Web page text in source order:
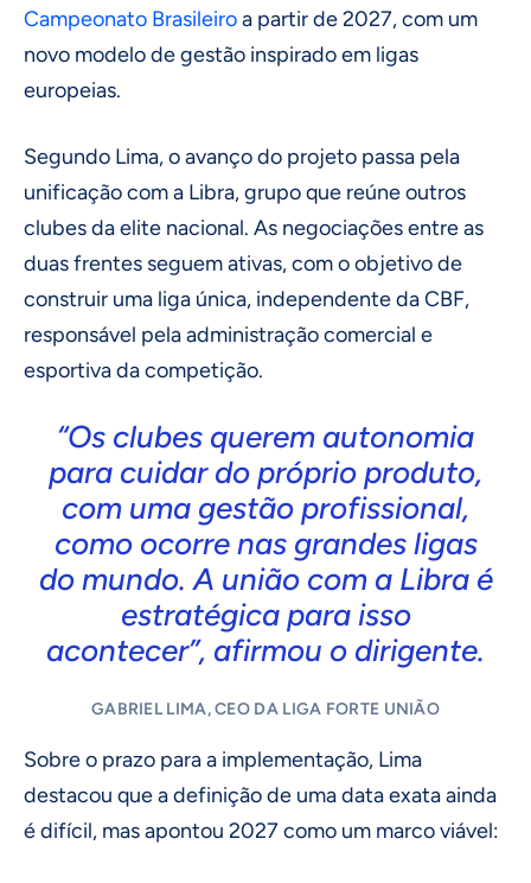
Campeonato Brasileiroa partir de 2027, com um
novo modelo de gestão inspirado em ligas
europeias.
Segundo Lima, o avanço do projeto passa pela
unificação com a Libra, grupo que reúne outros
clubes da elite nacional. As negociações entre as
duas frentes seguem ativas, com o objetivo de
construir uma liga única, independente da CBF,
responsável pela administração comercial e
esportiva da competição.
“Os clubes querem autonomia
para cuidar do próprio produto,
com uma gestão profissional,
como ocorre nas grandes ligas
do mundo. A união com a Libra é
estratégica para isso
acontecer”, afirmou o dirigente.
GABRIEL LIMA, CEO DA LIGA FORTE UNIÃO
Sobre o prazo para a implementação, Lima
destacou que a definição de uma data exata ainda
é difícil, mas apontou 2027 como um marco viável: